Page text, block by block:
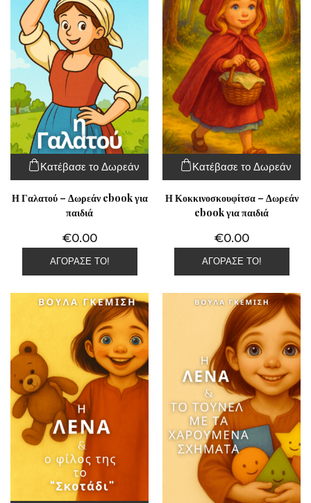
Κατέβασε το Δωρεάν
Η Γαλατού – Δωρεάν ebook για
παιδιά
€0.00
ΑΓΌΡΑΣΕ ΤΟ!
Κατέβασε το Δωρεάν
Η Κοκκινοσκουφίτσα – Δωρεάν
ebook για παιδιά
€0.00
ΑΓΌΡΑΣΕ ΤΟ!